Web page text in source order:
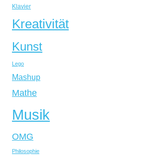
Klavier
Kreativität
Kunst
Lego
Mashup
Mathe
Musik
OMG
Philosophie